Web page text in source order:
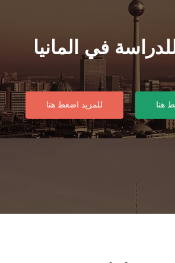
في المانيا
للمزيد اضغط هنا هنا